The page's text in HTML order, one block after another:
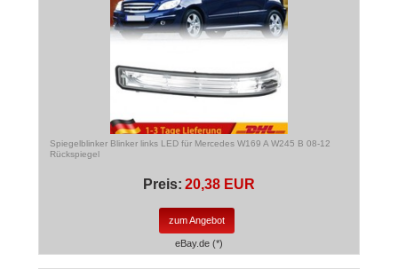
Spiegelblinker Blinker links LED für Mercedes W169 A W245 B 08-12
Rückspiegel
Preis: 20,38 EUR
zum Angebot
eBay.de (*)